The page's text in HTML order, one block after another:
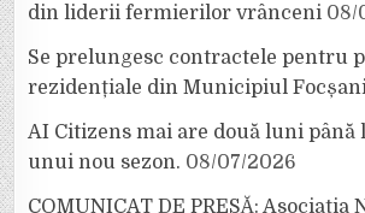
din liderii fermierilor vrânceni 08/
Se prelungesc contractele pentru
rezidențiale din Municipiul
AI Citizens mai are două luni până
unui nou sezon. 08/07/2026
COMUNICAT DE PRESĂ: Asociația